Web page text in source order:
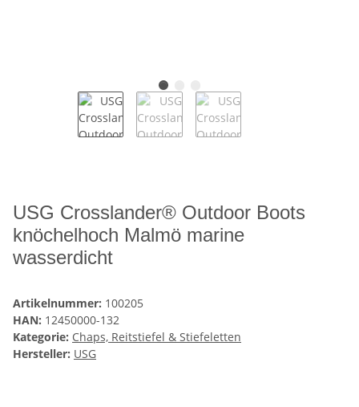
USG Crosslander® Outdoor Boots
knöchelhoch Malmö marine
wasserdicht
Artikelnummer: 100205
HAN: 12450000-132
Kategorie: Chaps, Reitstiefel & Stiefeletten
Hersteller: USG